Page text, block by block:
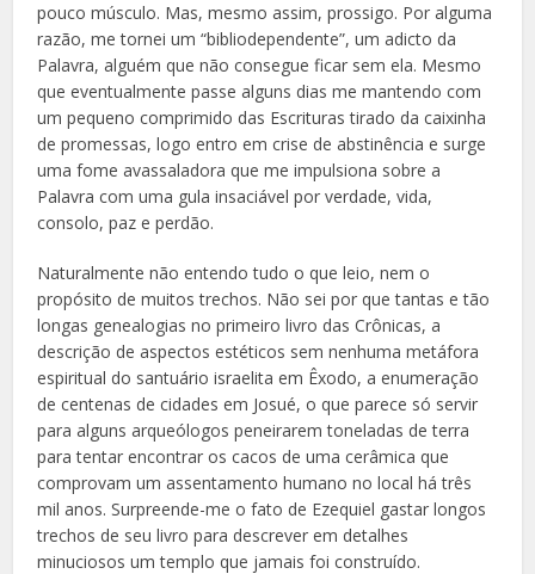
pouco músculo. Mas, mesmo assim, prossigo. Por alguma
razão, me tornei um “bibliodependente”, um adicto da
Palavra, alguém que não consegue ficar sem ela. Mesmo
que eventualmente passe alguns dias me mantendo com
um pequeno comprimido das Escrituras tirado da caixinha
de promessas, logo entro em crise de abstinência e surge
uma fome avassaladora que me impulsiona sobre a
Palavra com uma gula insaciável por verdade, vida,
consolo, paz e perdão.
Naturalmente não entendo tudo o que leio, nem o
propósito de muitos trechos. Não sei por que tantas e tão
longas genealogias no primeiro livro das Crônicas, a
descrição de aspectos estéticos sem nenhuma metáfora
espiritual do santuário israelita em Êxodo, a enumeração
de centenas de cidades em Josué, o que parece só servir
para alguns arqueólogos peneirarem toneladas de terra
para tentar encontrar os cacos de uma cerâmica que
comprovam um assentamento humano no local há três
mil anos. Surpreende-me o fato de Ezequiel gastar longos
trechos de seu livro para descrever em detalhes
minuciosos um templo que jamais foi construído.